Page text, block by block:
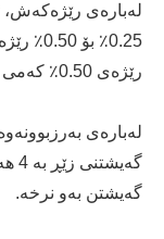
لەبارەی رێژەکەش،
0.25٪
رێژەی 0.50٪ کەمی بکاتەوە.
لەبارەی
گەیشتن بەو نرخە.